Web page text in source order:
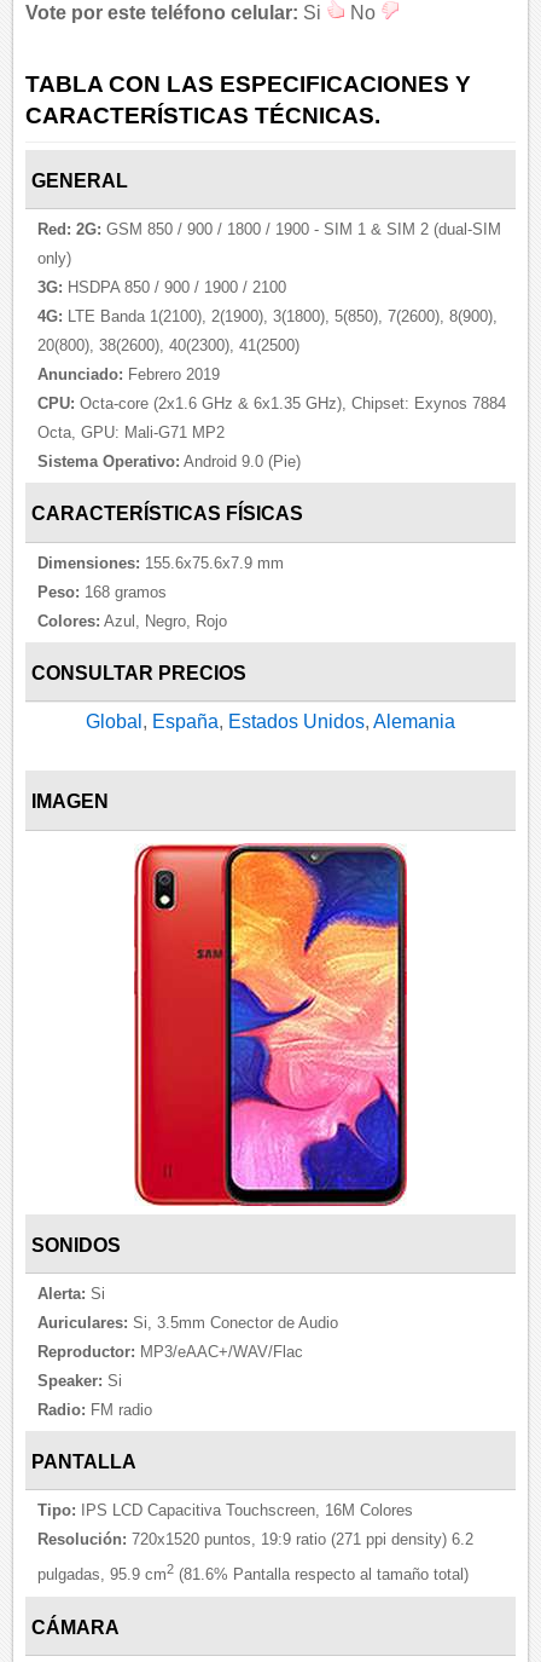
Vote por este teléfono celular: Si No
TABLA CON LAS ESPECIFICACIONES Y
CARACTERÍSTICAS TÉCNICAS.
GENERAL
Red: 2G: GSM 850 / 900 / 1800 / 1900 - SIM 1 & SIM 2 (dual-SIM
only)
3G: HSDPA 850 / 900 / 1900 / 2100
4G: LTE Banda 1(2100), 2(1900), 3(1800), 5(850), 7(2600), 8(900),
20(800), 38(2600), 40(2300), 41(2500)
Anunciado: Febrero 2019
CPU: Octa-core (2x1.6 GHz & 6x1.35 GHz), Chipset: Exynos 7884
Octa, GPU: Mali-G71 MP2
Sistema Operativo: Android 9.0 (Pie)
CARACTERÍSTICAS FÍSICAS
Dimensiones: 155.6x75.6x7.9 mm
Peso: 168 gramos
Colores: Azul, Negro, Rojo
CONSULTAR PRECIOS
Global , España, Estados Unidos, Alemania
IMAGEN
SONIDOS
Alerta: Si
Auriculares: Si, 3.5mm Conector de Audio
Reproductor: MP3/eAAC+/WAV/Flac
Speaker: Si
Radio: FM radio
PANTALLA
Tipo: IPS LCD Capacitiva Touchscreen, 16M Colores
Resolución: 720x1520 puntos, 19:9 ratio (271 ppi density) 6.2
pulgadas, 95.9 cm2 (81.6% Pantalla respecto al tamaño total)
CÁMARA